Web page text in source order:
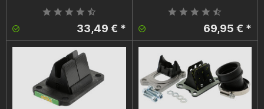
33,49 € * 69,95 € *